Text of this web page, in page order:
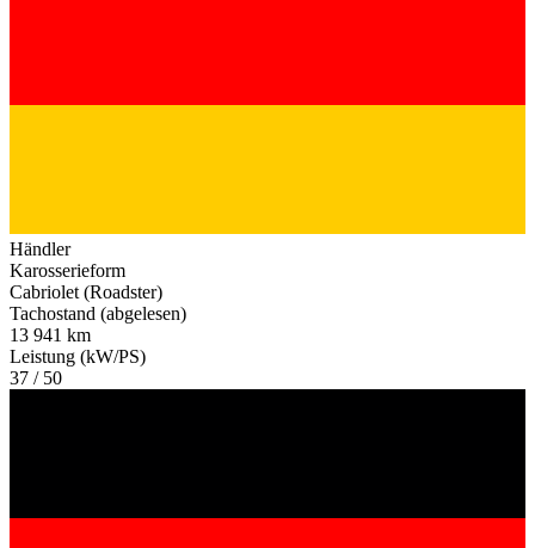
Händler
Karosserieform
Cabriolet (Roadster)
Tachostand (abgelesen)
13 941 km
Leistung (kW/PS)
37 / 50